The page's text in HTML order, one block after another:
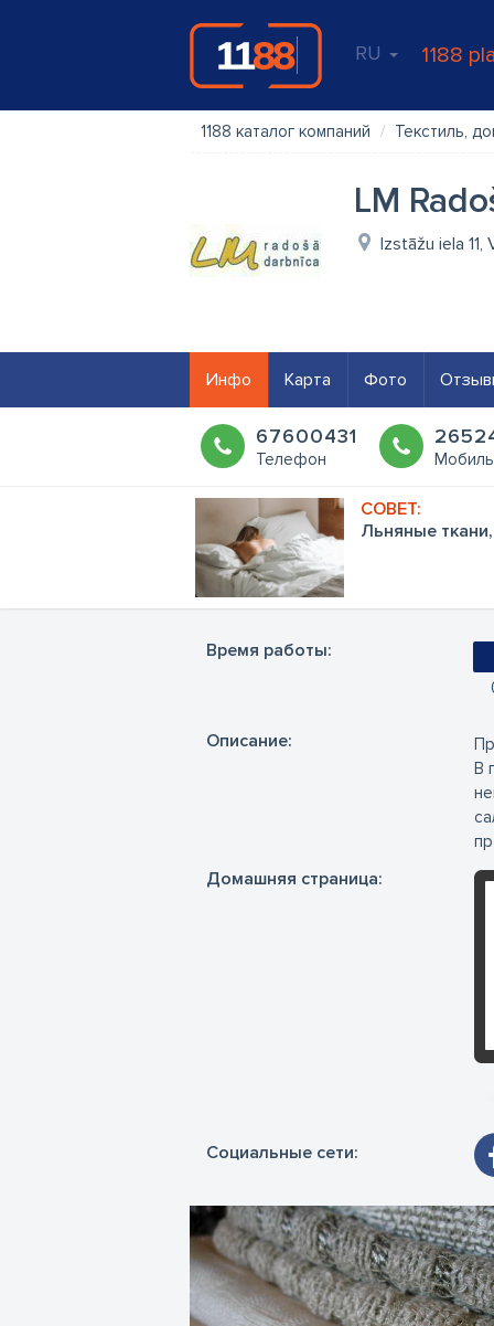
RU 1188
1188 каталог компаний Текстиль,
LM
Izstāžu iela 11,
Инфо Карта Фото
67600431
Телефон
Льняные
Время работы:
Oписание:
В
Домашняя страница:
Социальные сети: